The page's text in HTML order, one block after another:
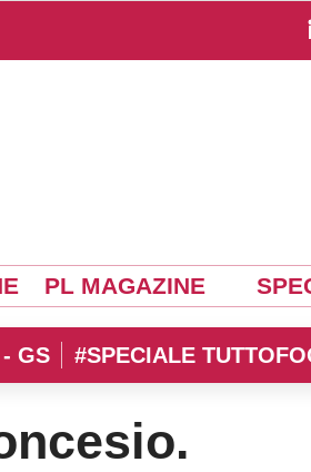
PL MAGAZINE
GS #SPECIALE